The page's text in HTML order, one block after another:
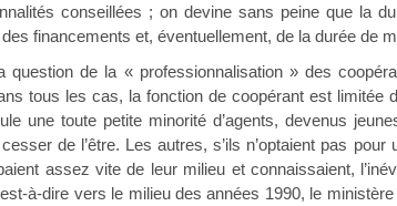
conseillées ; on devine sans peine que la
financements et, éventuellement, de la durée de
de la « professionnalisation » des
tous les cas, la fonction de coopérant est limitée
une toute petite minorité d’agents, devenus
de l’être. Les autres, s’ils n’optaient pas
assez vite de leur milieu et connaissaient,
à-dire vers le milieu des années 1990, le